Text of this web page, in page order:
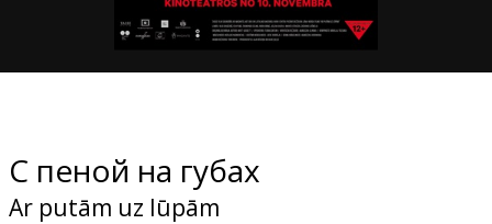
Клуб
С пеной на губах
Ar putām uz lūpām